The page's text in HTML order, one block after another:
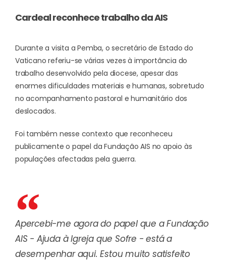
Cardeal reconhece trabalho da AIS
Durante a visita a Pemba, o secretário de Estado do
Vaticano referiu-se várias vezes à importância do
trabalho desenvolvido pela diocese, apesar das
enormes dificuldades materiais e humanas, sobretudo
no acompanhamento pastoral e humanitário dos
deslocados.
Foi também nesse contexto que reconheceu
publicamente o papel da Fundação AIS no apoio às
populações afectadas pela guerra.
Apercebi-me agora do papel que a Fundação
AIS - Ajuda à Igreja que Sofre - está a
desempenhar aqui. Estou muito satisfeito